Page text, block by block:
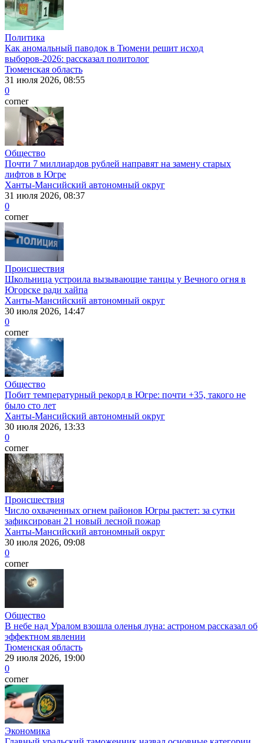
Политика
Как аномальный паводок в Тюмени решит исход
выборов-2026: рассказал политолог
Тюменская область
31 июля 2026, 08:55
0
corner
Общество
Почти 7 миллиардов рублей направят на замену старых
лифтов в Югре
Ханты-Мансийский автономный округ
31 июля 2026, 08:37
0
corner
Происшествия
Школьница устроила вызывающие танцы у Вечного огня в
Югорске ради хайпа
Ханты-Мансийский автономный округ
30 июля 2026, 14:47
0
corner
Общество
Побит температурный рекорд в Югре: почти +35, такого не
было сто лет
Ханты-Мансийский автономный округ
30 июля 2026, 13:33
0
corner
Происшествия
Число охваченных огнем районов Югры растет: за сутки
зафиксирован 21 новый лесной пожар
Ханты-Мансийский автономный округ
30 июля 2026, 09:08
0
corner
Общество
В небе над Уралом взошла оленья луна: астроном рассказал об
эффектном явлении
Тюменская область
29 июля 2026, 19:00
0
corner
Экономика